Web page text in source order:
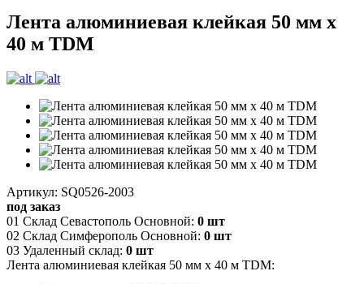
Лента алюминиевая клейкая 50 мм х
40 м TDM
Артикул: SQ0526-2003
под заказ
01 Склад Севастополь Основной: 0 шт
02 Склад Симферополь Основной: 0 шт
03 Удаленный склад: 0 шт
Лента алюминиевая клейкая 50 мм х 40 м TDM: